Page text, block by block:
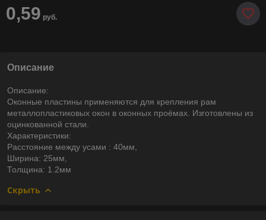
0,59 руб.
Описание
Описание:
Оконные пластины применяются для крепления рам
металлопластиковых окон в оконных проёмах. Изготовлены из
оцинкованной стали.
Характеристики:
Расстояние между усами : 40мм,
Ширина: 25мм,
Толщина: 1.2мм
Скрыть